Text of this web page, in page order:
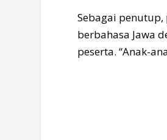
Sebagai
berbahasa Jawa
peserta. “Anak-